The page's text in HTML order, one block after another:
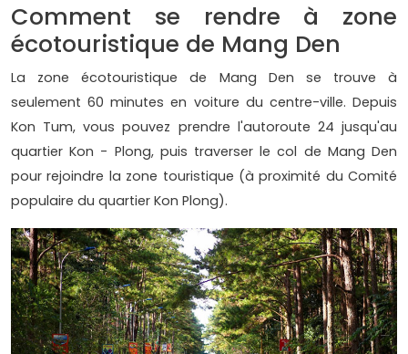
Comment se rendre à zone
écotouristique de Mang Den
La zone écotouristique de Mang Den se trouve à
seulement 60 minutes en voiture du centre-ville. Depuis
Kon Tum, vous pouvez prendre l'autoroute 24 jusqu'au
quartier Kon - Plong, puis traverser le col de Mang Den
pour rejoindre la zone touristique (à proximité du Comité
populaire du quartier Kon Plong).